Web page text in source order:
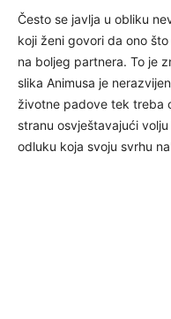
Često se javlja u obliku
koji ženi govori da ono
na boljeg partnera. To je
slika Animusa je
životne padove tek treba
stranu osvještavajući
odluku koja svoju svrhu